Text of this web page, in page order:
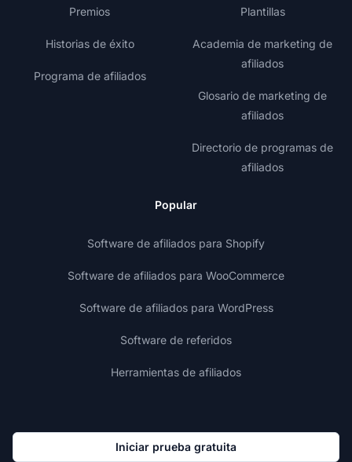
Premios
Historias de éxito
Programa de afiliados
Plantillas
Academia de marketing de
afiliados
Glosario de marketing de
afiliados
Directorio de programas de
afiliados
Popular
Software de afiliados para Shopify
Software de afiliados para WooCommerce
Software de afiliados para WordPress
Software de referidos
Herramientas de afiliados
Iniciar prueba gratuita